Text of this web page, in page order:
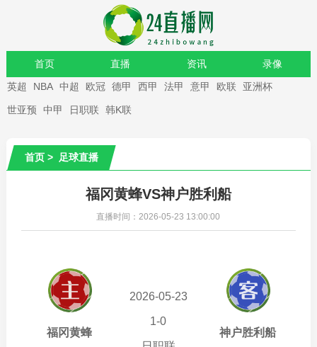
首页 直播 资讯 录像
重要赛事
英超 NBA 中超 欧冠 德甲 西甲 法甲 意甲 欧联 亚洲杯
世亚预 中甲 日职联 韩K联
首页> 足球直播
福冈黄蜂VS神户胜利船
直播时间：2026-05-23 13:00:00
福冈黄蜂
2026-05-23
13:00:00
1-0
神户胜利船